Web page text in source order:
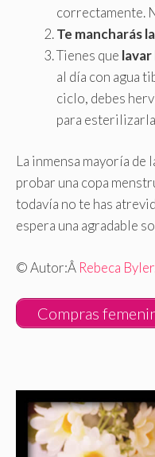
correctamente.
Te mancharás
Tienes que lavar
al día con agua
ciclo, debes
para
La inmensa mayoría de
probar una copa
todavía no te has
espera una agradable
© Autor:Â Rebeca
Compras